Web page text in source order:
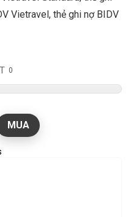
Vietravel, thẻ ghi nợ BIDV
0
MUA